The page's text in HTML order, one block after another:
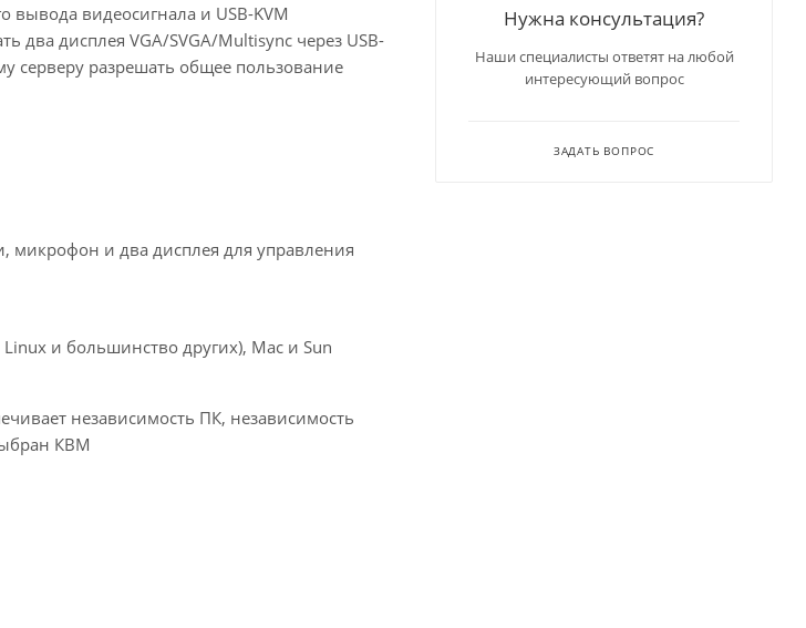
вывода видеосигнала и USB-KVM
два дисплея VGA/SVGA/Multisync через USB-
серверу разрешать общее пользование
микрофон и два дисплея для управления
и большинство других), Mac и Sun
независимость ПК, независимость
КВМ
Нужна консультация?
Наши специалисты ответят на любой
интересующий вопрос
ЗАДАТЬ ВОПРОС